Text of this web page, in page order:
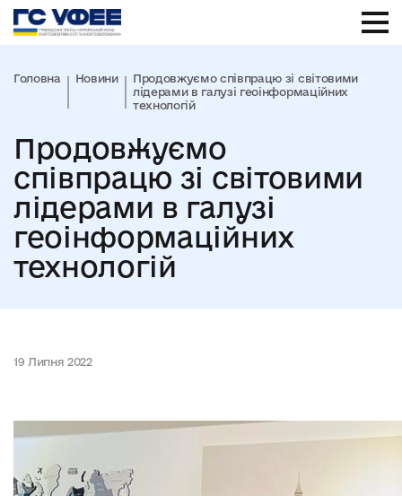
Головна Новини
Продовжуємо співпрацю зі світовими
лідерами в галузі геоінформаційних
технологій
Продовжуємо
співпрацю зі світовими
лідерами в галузі
геоінформаційних
технологій
19 Липня 2022